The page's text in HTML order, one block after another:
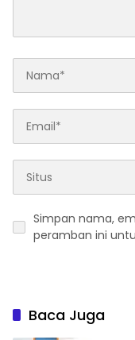
Simpan nama,
peramban ini
Baca Juga